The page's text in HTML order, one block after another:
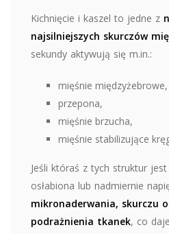
Kichnięcie i kaszel to jedne z
najsilniejszych skurczów
sekundy aktywują się m.in.:
mięśnie międzyżebrowe,
przepona,
mięśnie brzucha,
mięśnie stabilizujące
Jeśli któraś z tych struktur
osłabiona lub nadmiernie
mikronaderwania, skurczu
podrażnienia tkanek, co